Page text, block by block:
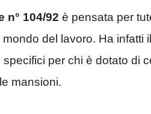
n° 104/92 è pensata per
del lavoro. Ha
per chi è dotato di
mansioni.